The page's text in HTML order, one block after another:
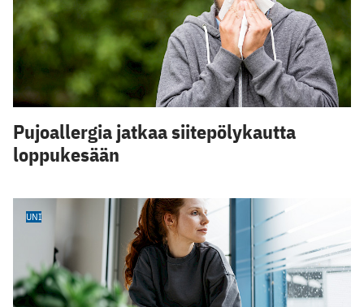
Pujoallergia jatkaa siitepölykautta
loppukesään
UNI